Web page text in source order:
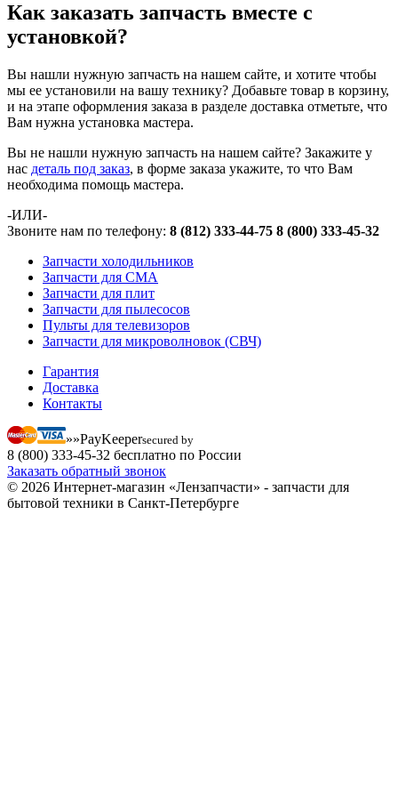
Как заказать запчасть вместе с
установкой?
Вы нашли нужную запчасть на нашем сайте, и хотите чтобы
мы ее установили на вашу технику? Добавьте товар в корзину,
и на этапе оформления заказа в разделе доставка отметьте, что
Вам нужна установка мастера.
Вы не нашли нужную запчасть на нашем сайте? Закажите у
нас деталь под заказ, в форме заказа укажите, то что Вам
необходима помощь мастера.
-ИЛИ-
Звоните нам по телефону: 8 (812) 333-44-75 8 (800) 333-45-32
Запчасти холодильников
Запчасти для СМА
Запчасти для плит
Запчасти для пылесосов
Пульты для телевизоров
Запчасти для микроволновок (СВЧ)
Гарантия
Доставка
Контакты
»»PayKeepersecured by
8 (800) 333-45-32 бесплатно по России
Заказать обратный звонок
© 2026 Интернет-магазин «Лензапчасти» - запчасти для
бытовой техники в Санкт-Петербурге